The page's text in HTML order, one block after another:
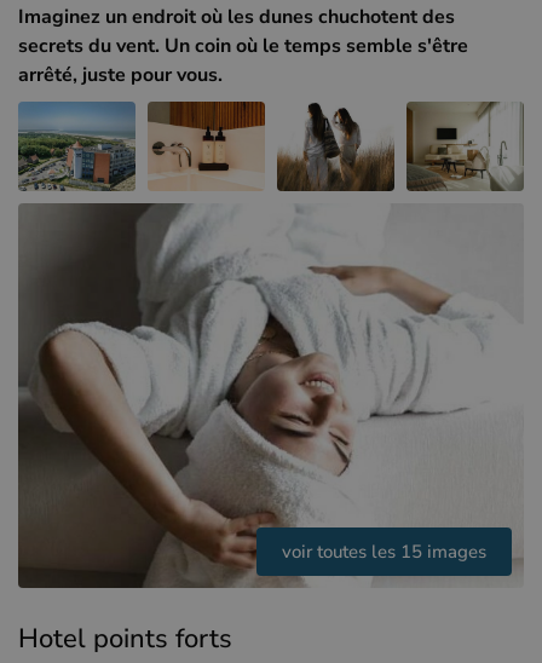
Hôtels à Renesse (NL)
Hôtels à Dunkerque (FR)
Imaginez un endroit où les dunes chuchotent des
secrets du vent. Un coin où le temps semble s'être
arrêté, juste pour vous.
voir toutes les 15 images
Hotel points forts